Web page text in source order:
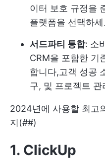
이터 보호 규정을
플랫폼을 선택하세
서드파티 통합: 소
CRM을 포함한 기
합니다,고객 성공
구, 및 프로젝트 관
2024년에 사용할 최고
지(##)
1. ClickUp